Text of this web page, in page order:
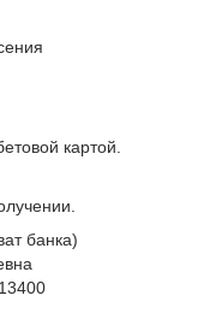
картой.
банка)